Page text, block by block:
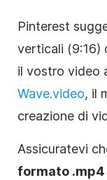
Pinterest
verticali (9:16)
il vostro video
Wave.video, il
creazione di
Assicuratevi
formato .mp4